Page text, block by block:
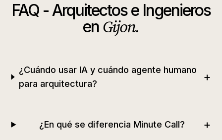
FAQ -Arquitectos e Ingenieros
en Gijon.
¿Cuándo usar IA y cuándo agente humano
para arquitectura?
+
¿En qué se diferencia Minute Call? +